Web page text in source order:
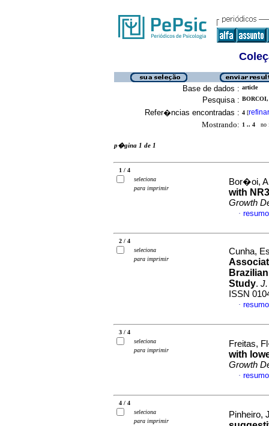
Base de dados : article
Pesquisa :
Refer�ncias encontradas : 4 [refinar
Mostrando: 1 .. 4 no
p�gina 1 de 1
1 / 4
seleciona
para imprimir
Bor�oi,
with
Growth
·
2 / 4
seleciona
para imprimir
Cunha,
Study.
ISSN
·
3 / 4
seleciona
para imprimir
Freitas,
with
Growth
·
4 / 4
seleciona
para imprimir
Pinheiro,